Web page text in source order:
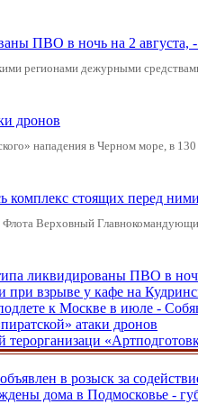
ПВО в ночь на 2
регионами дежурными
дронов
нападения в Черном море, в 130
стоящих перед ними
Верховный
ликвидированы ПВО в
при взрыве у кафе на
к Москве в июле -
атаки дронов
терорганизаци
в розыск за
дома в Подмосковье -